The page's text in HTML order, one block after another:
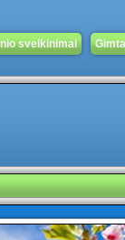
sveikinimai